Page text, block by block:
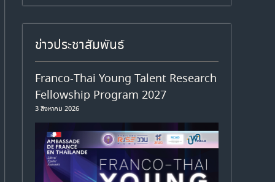
ข่าวประชาสัมพันธ์
Franco-Thai Young Talent Research
Fellowship Program 2027
3 สิงหาคม 2026